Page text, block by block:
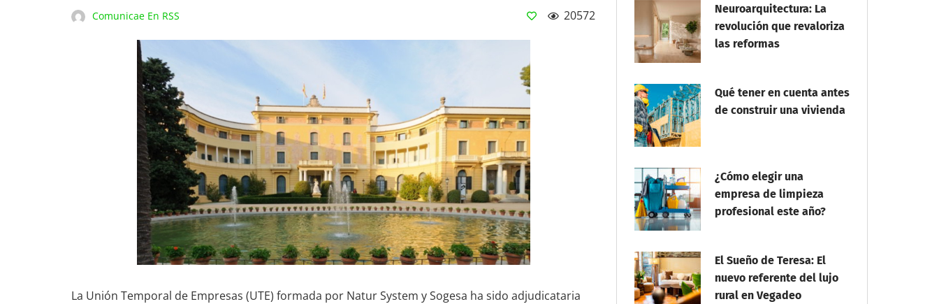
Comunicae En RSS 20572
La Unión Temporal de Empresas (UTE) formada por Natur System y Sogesa ha sido adjudicataria
Neuroarquitectura: La
revolución que revaloriza
las reformas
Qué tener en cuenta antes
de construir una vivienda
¿Cómo elegir una
empresa de limpieza
profesional este año?
El Sueño de Teresa: El
nuevo referente del lujo
rural en Vegadeo